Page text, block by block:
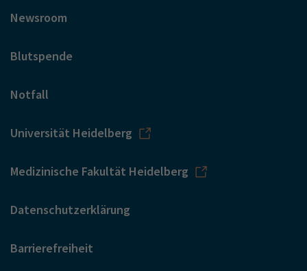
Newsroom
Blutspende
Notfall
Universität Heidelberg
Medizinische Fakultät Heidelberg
Datenschutzerklärung
Barrierefreiheit